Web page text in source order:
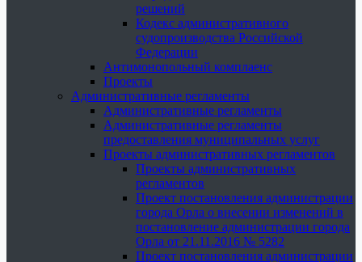
решений
Кодекс административного
судопроизводства Российской
Федерации
Антимонопольный комплаенс
Проекты
Административные регламенты
Административные регламенты
Административные регламенты
предоставления муниципальных услуг
Проекты административных регламентов
Проекты административных
регламентов
Проект постановления администрации
города Орла о внесении изменений в
постановление администрации города
Орла от 21.11.2016 № 5282
Проект постановления администрации